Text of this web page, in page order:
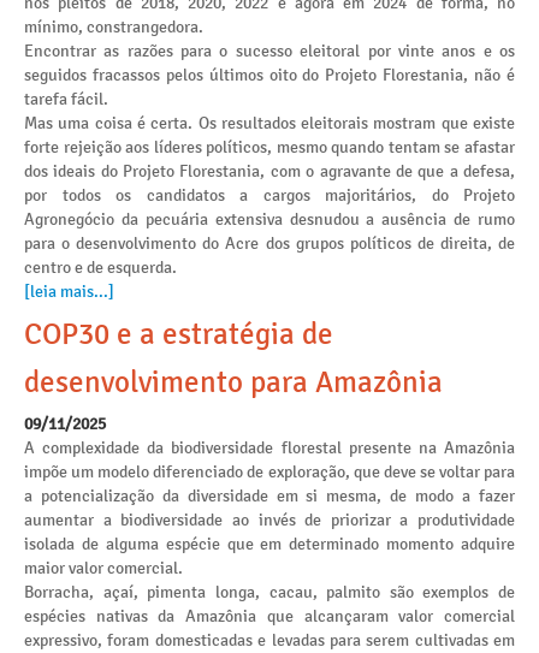
mínimo, constrangedora.
Encontrar as razões para o sucesso eleitoral por vinte anos e os
seguidos fracassos pelos últimos oito do Projeto Florestania, não é
tarefa fácil.
Mas uma coisa é certa. Os resultados eleitorais mostram que existe
forte rejeição aos líderes políticos, mesmo quando tentam se afastar
dos ideais do Projeto Florestania, com o agravante de que a defesa,
por todos os candidatos a cargos majoritários, do Projeto
Agronegócio da pecuária extensiva desnudou a ausência de rumo
para o desenvolvimento do Acre dos grupos políticos de direita, de
centro e de esquerda.
[leia mais...]
COP30 e a estratégia de
desenvolvimento para Amazônia
09/11/2025
A complexidade da biodiversidade florestal presente na Amazônia
impõe um modelo diferenciado de exploração, que deve se voltar para
a potencialização da diversidade em si mesma, de modo a fazer
aumentar a biodiversidade ao invés de priorizar a produtividade
isolada de alguma espécie que em determinado momento adquire
maior valor comercial.
Borracha, açaí, pimenta longa, cacau, palmito são exemplos de
espécies nativas da Amazônia que alcançaram valor comercial
expressivo, foram domesticadas e levadas para serem cultivadas em